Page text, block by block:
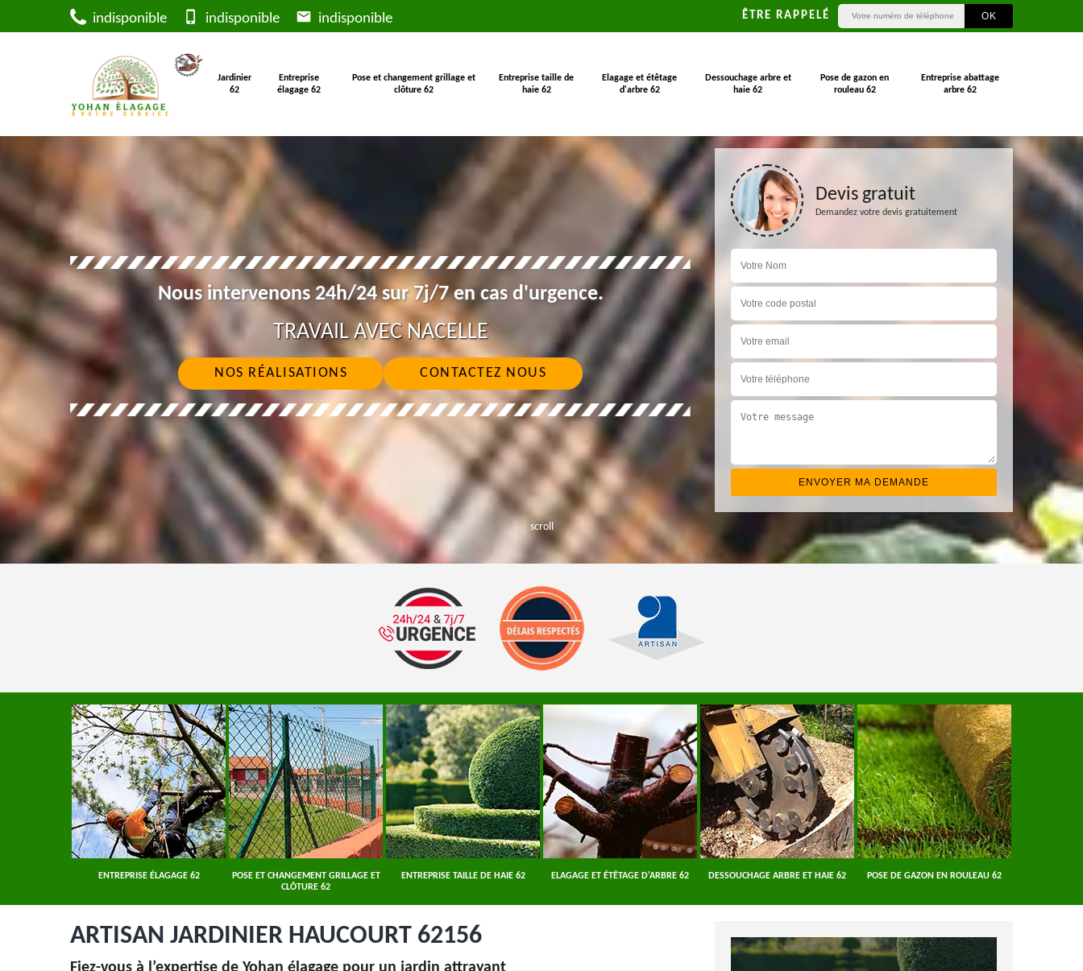
indisponible indisponible indisponible ÊTRE RAPPELÉ
Jardinier
62
Entreprise
élagage 62
Pose et changement grillage et
clôture 62
Entreprise taille de
haie 62
Elagage et étêtage
d'arbre 62
Dessouchage arbre et
haie 62
Pose de gazon en
rouleau 62
Entreprise abattage
arbre 62
scroll
Nous intervenons 24h/24 sur 7j/7 en cas d'urgence.
TRAVAIL AVEC NACELLE
NOS RÉALISATIONS CONTACTEZ NOUS
Devis gratuit
Demandez votre devis gratuitement
ENTREPRISE ÉLAGAGE 62
POSE ET CHANGEMENT GRILLAGE ET
CLÔTURE 62
ENTREPRISE TAILLE DE HAIE 62 ELAGAGE ET ÉTÊTAGE D'ARBRE 62 DESSOUCHAGE ARBRE ET HAIE 62 POSE DE GAZON EN ROULEAU 62
ARTISAN JARDINIER HAUCOURT 62156
Fiez-vous à l’expertise de Yohan élagage pour un jardin attrayant